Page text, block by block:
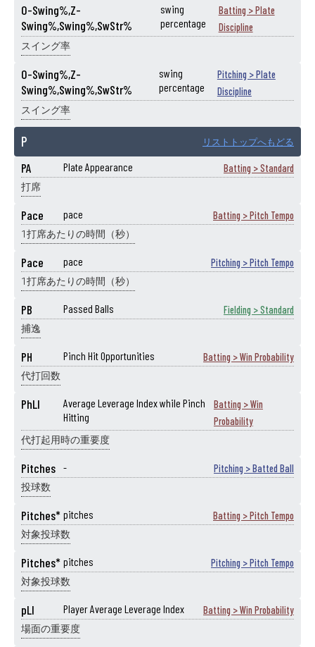
O-Swing%,Z-
Swing%,Swing%,SwStr%
swing
percentage
Batting > Plate
Discipline
スイング率
O-Swing%,Z-
Swing%,Swing%,SwStr%
swing
percentage
Pitching > Plate
Discipline
スイング率
P リストトップへもどる
PA Plate Appearance Batting > Standard
打席
Pace pace Batting > Pitch Tempo
1打席あたりの時間（秒）
Pace pace Pitching > Pitch Tempo
1打席あたりの時間（秒）
PB Passed Balls Fielding > Standard
捕逸
PH Pinch Hit Opportunities Batting > Win Probability
代打回数
PhLI
Average Leverage Index while Pinch
Hitting
Batting > Win
Probability
代打起用時の重要度
Pitches - Pitching > Batted Ball
投球数
Pitches* pitches Batting > Pitch Tempo
対象投球数
Pitches* pitches Pitching > Pitch Tempo
対象投球数
pLI Player Average Leverage Index Batting > Win Probability
場面の重要度